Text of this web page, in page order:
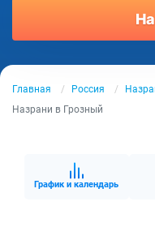
Главная Россия
Назрани в Грозный
График и календарь